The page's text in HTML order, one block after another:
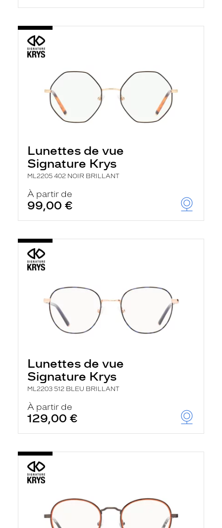
Lunettes de vue
Signature Krys
ML2205 402 NOIR BRILLANT
À partir de
99,00 €
Lunettes de vue
Signature Krys
ML2203 512 BLEU BRILLANT
À partir de
129,00 €